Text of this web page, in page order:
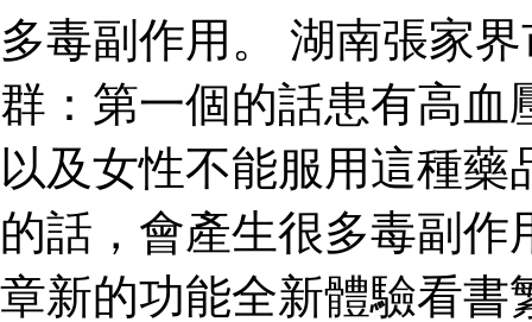
多毒副作用。 湖南張家
群：第一個的話患有高血
以及女性不能服用這種
的話，會產生很多毒副作
章新的功能全新體驗看書